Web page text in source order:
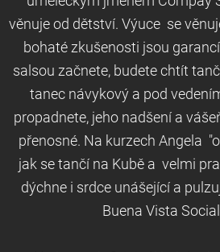
věnuje od dětství. Výuce se
bohaté zkušenosti jsou
salsou začnete, budete chtít
tanec návykový a pod
propadnete, jeho nadšení a
přenosné. Na kurzech Angela
jak se tančí na Kubě a velmi
dýchne i srdce unášející a
Buena Vista